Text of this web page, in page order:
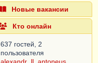
Новые вакансии
Кто онлайн
637 гостей, 2
пользователя